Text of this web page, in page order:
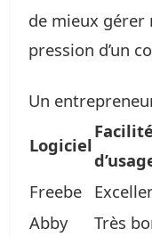
de mieux gérer
pression d’un
Un
Logiciel
Facilité
Freebe
Abby
Très